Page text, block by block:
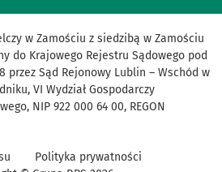
w Zamościu z siedzibą w Zamościu
do Krajowego Rejestru Sądowego pod
przez Sąd Rejonowy Lublin – Wschód w
VI Wydział Gospodarczy
NIP 922 000 64 00, REGON
Polityka prywatności